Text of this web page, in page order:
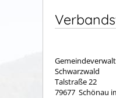
Schwarzwald
Talstraße 22
79677 Schönau